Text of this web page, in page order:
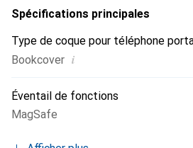
Spécifications principales
Type de coque pour téléphone
Bookcover i
Éventail de fonctions
MagSafe